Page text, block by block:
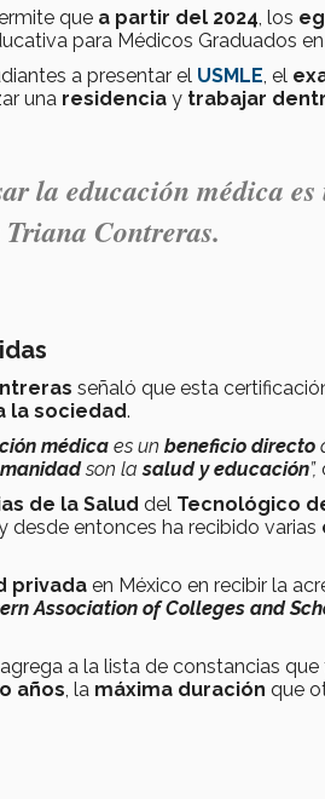
que a partir del 2024, los
para Médicos Graduados
a presentar el USMLE, el
una residencia y trabajar
la educación médica
Contreras.
señaló que esta
la sociedad.
médica es un beneficio directo
son lasalud y educación”,
de la Salud del Tecnológico
desde entonces ha recibido varias
privada en México en recibir la
Association of Colleges and
a la lista de constancias que
años, la máxima duración que